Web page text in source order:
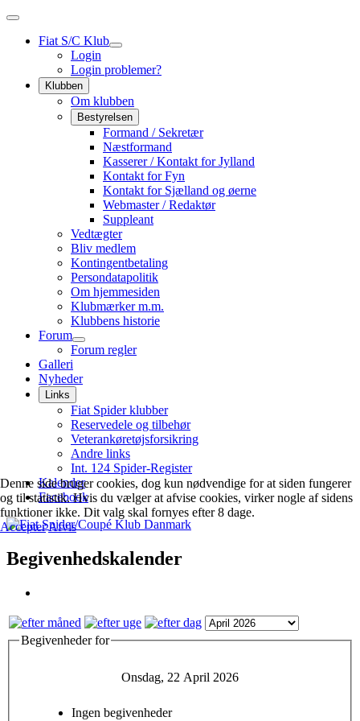
Fiat S/C Klub
Login
Login problemer?
Klubben
Om klubben
Bestyrelsen
Formand / Sekretær
Næstformand
Kasserer / Kontakt for Jylland
Kontakt for Fyn
Kontakt for Sjælland og øerne
Webmaster / Redaktør
Suppleant
Vedtægter
Bliv medlem
Kontingentbetaling
Persondatapolitik
Om hjemmesiden
Klubmærker m.m.
Klubbens historie
Forum
Forum regler
Galleri
Nyheder
Links
Fiat Spider klubber
Reservedele og tilbehør
Veterankøretøjsforsikring
Andre links
Int. 124 Spider-Register
Kalender
Facebook
Begivenhedskalender
Begivenheder for
Onsdag, 22 April 2026
Ingen begivenheder
Denne side bruger cookies, dog kun nødvendige for at siden fungerer
og til statistik. Hvis du vælger at afvise cookies, virker nogle af sidens
funktioner ikke. Dit valg skal fornyes efter 8 dage.
AccepterAfvis